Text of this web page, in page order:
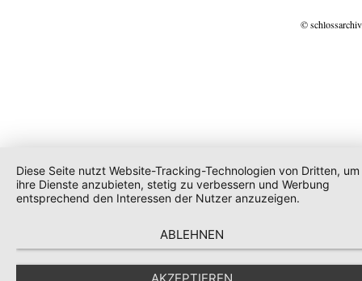
©
Diese Seite nutzt Website-Tracking-Technologien von Dritten, um
ihre Dienste anzubieten, stetig zu verbessern und Werbung
entsprechend den Interessen der Nutzer anzuzeigen.
ABLEHNEN